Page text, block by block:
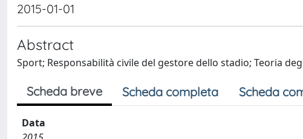
2015-01-01
Abstract
Sport; Responsabilità civile del gestore dello stadio; Teoria
Scheda breve Scheda completa Scheda
Data